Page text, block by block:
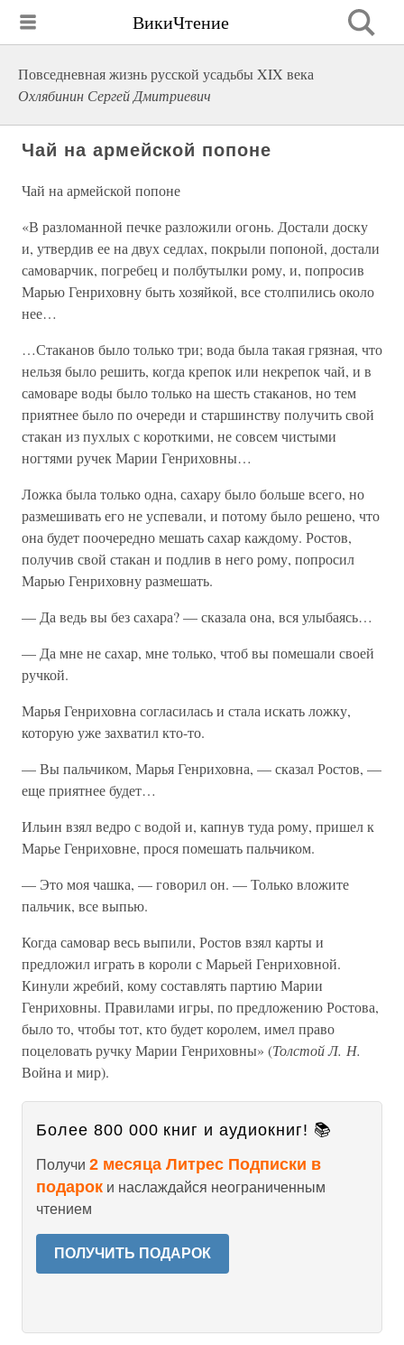
ВикиЧтение
Повседневная жизнь русской усадьбы XIX века
Охлябинин Сергей Дмитриевич
Чай на армейской попоне
Чай на армейской попоне
«В разломанной печке разложили огонь. Достали доску
и, утвердив ее на двух седлах, покрыли попоной, достали
самоварчик, погребец и полбутылки рому, и, попросив
Марью Генриховну быть хозяйкой, все столпились около
нее…
…Стаканов было только три; вода была такая грязная, что
нельзя было решить, когда крепок или некрепок чай, и в
самоваре воды было только на шесть стаканов, но тем
приятнее было по очереди и старшинству получить свой
стакан из пухлых с короткими, не совсем чистыми
ногтями ручек Марии Генриховны…
Ложка была только одна, сахару было больше всего, но
размешивать его не успевали, и потому было решено, что
она будет поочередно мешать сахар каждому. Ростов,
получив свой стакан и подлив в него рому, попросил
Марью Генриховну размешать.
— Да ведь вы без сахара? — сказала она, вся улыбаясь…
— Да мне не сахар, мне только, чтоб вы помешали своей
ручкой.
Марья Генриховна согласилась и стала искать ложку,
которую уже захватил кто-то.
— Вы пальчиком, Марья Генриховна, — сказал Ростов, —
еще приятнее будет…
Ильин взял ведро с водой и, капнув туда рому, пришел к
Марье Генриховне, прося помешать пальчиком.
— Это моя чашка, — говорил он. — Только вложите
пальчик, все выпью.
Когда самовар весь выпили, Ростов взял карты и
предложил играть в короли с Марьей Генриховной.
Кинули жребий, кому составлять партию Марии
Генриховны. Правилами игры, по предложению Ростова,
было то, чтобы тот, кто будет королем, имел право
поцеловать ручку Марии Генриховны» (Толстой Л. Н.
Война и мир).
Более 800 000 книг и аудиокниг! 📚
Получи 2 месяца Литрес Подписки в
подарок и наслаждайся неограниченным
чтением
ПОЛУЧИТЬ ПОДАРОК